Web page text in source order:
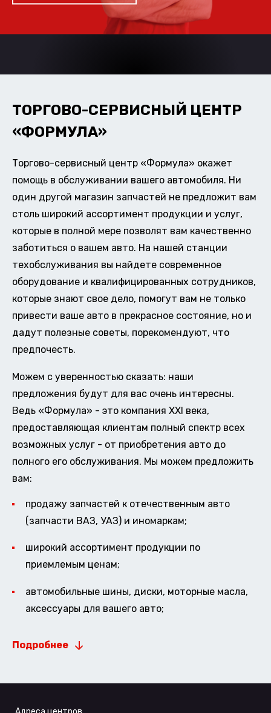
ТОРГОВО-СЕРВИСНЫЙ ЦЕНТР
«ФОРМУЛА»
Торгово-сервисный центр «Формула» окажет
помощь в обслуживании вашего автомобиля. Ни
один другой магазин запчастей не предложит вам
столь широкий ассортимент продукции и услуг,
которые в полной мере позволят вам качественно
заботиться о вашем авто. На нашей станции
техобслуживания вы найдете современное
оборудование и квалифицированных сотрудников,
которые знают свое дело, помогут вам не только
привести ваше авто в прекрасное состояние, но и
дадут полезные советы, порекомендуют, что
предпочесть.
Можем с уверенностью сказать: наши
предложения будут для вас очень интересны.
Ведь «Формула» - это компания XXI века,
предоставляющая клиентам полный спектр всех
возможных услуг - от приобретения авто до
полного его обслуживания. Мы можем предложить
вам:
продажу запчастей к отечественным авто
(запчасти ВАЗ, УАЗ) и иномаркам;
широкий ассортимент продукции по
приемлемым ценам;
автомобильные шины, диски, моторные масла,
аксессуары для вашего авто;
Подробнее